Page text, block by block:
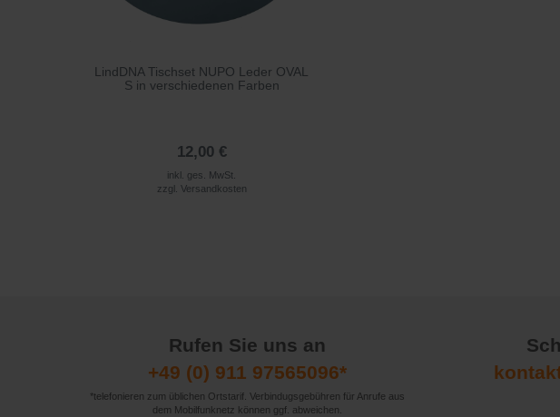
LindDNA Tischset NUPO Leder OVAL
S in verschiedenen Farben
12,00 €
inkl. ges. MwSt.
zzgl. Versandkosten
Rufen Sie uns an
+49 (0) 911 97565096*
*telefonieren zum üblichen Ortstarif. Verbindugsgebühren für Anrufe aus
dem Mobilfunknetz können ggf. abweichen.